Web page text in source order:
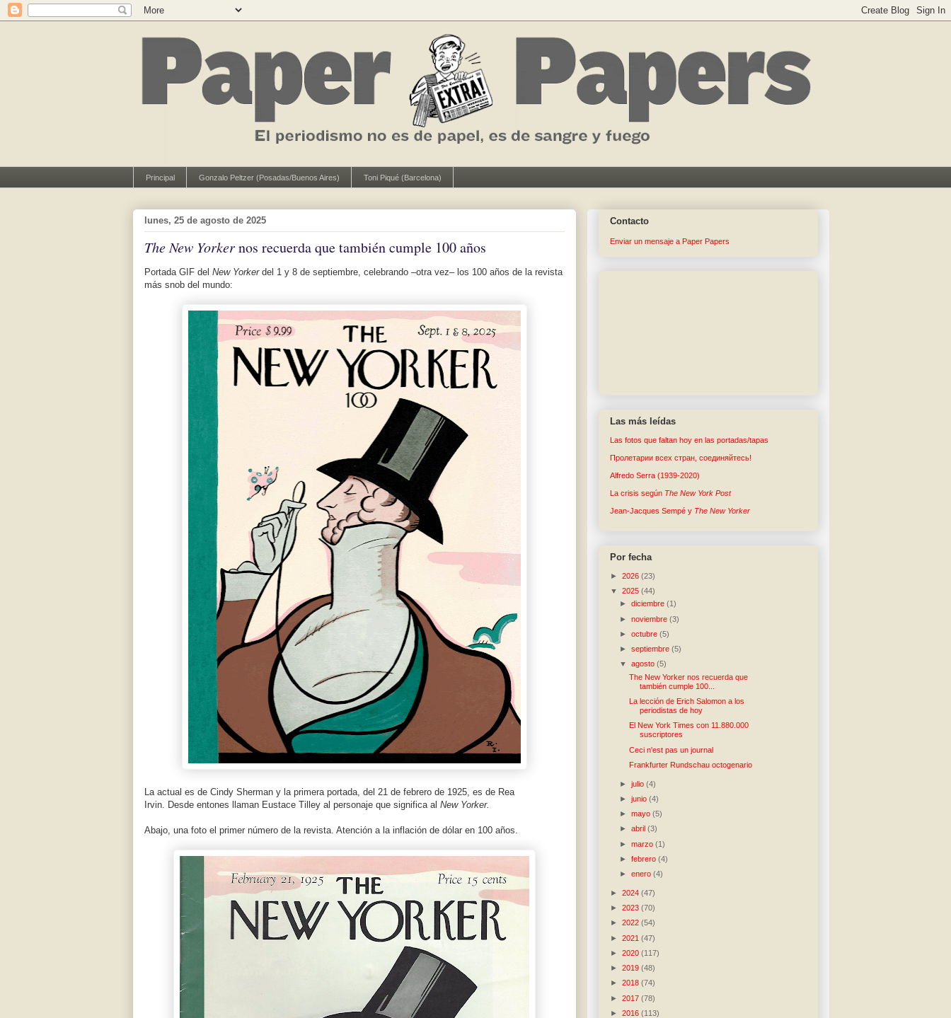
Principal Gonzalo Peltzer (Posadas/Buenos Aires) Toni Piqué (Barcelona)
lunes, 25 de agosto de 2025
The New Yorkernos recuerda que también cumple 100 años
Portada GIF del New Yorkerdel 1 y 8 de septiembre, celebrando –otra vez– los 100 años de la revista
más snob del mundo:
La actual es de Cindy Sherman y la primera portada, del 21 de febrero de 1925, es de Rea
Irvin. Desde entones llaman Eustace Tilley al personaje que significa al New Yorker.
Abajo, una foto el primer número de la revista. Atención a la inflación de dólar en 100 años.
Contacto
Enviar un mensaje a Paper Papers
Las más leídas
Las fotos que faltan hoy en las portadas/tapas
Пролетарии всех стран, соединяйтесь!
Alfredo Serra (1939-2020)
La crisis según The New York Post
Jean-Jacques Sempé y The New Yorker
Por fecha
► 2026 (23)
▼ 2025 (44)
►diciembre(1)
►noviembre(3)
►octubre(5)
►septiembre(5)
▼agosto(5)
The New Yorker nos recuerda que
también cumple 100...
La lección de Erich Salomon a los
periodistas de hoy
El New York Times con 11.880.000
suscriptores
Ceci n'est pas un journal
Frankfurter Rundschau octogenario
►julio(4)
►junio(4)
►mayo(5)
►abril(3)
►marzo(1)
►febrero(4)
►enero(4)
► 2024 (47)
► 2023 (70)
► 2022 (54)
► 2021 (47)
► 2020 (117)
► 2019 (48)
► 2018 (74)
► 2017 (78)
► 2016 (113)